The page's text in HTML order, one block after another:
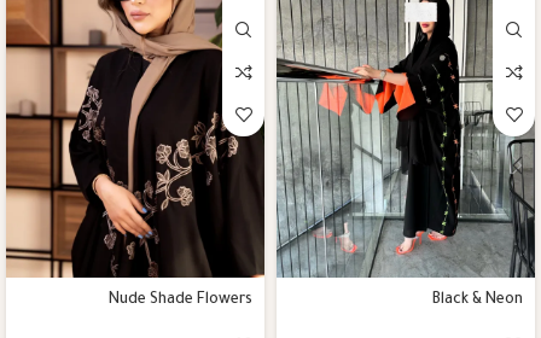
Black & Neon
Nude Shade Flowers